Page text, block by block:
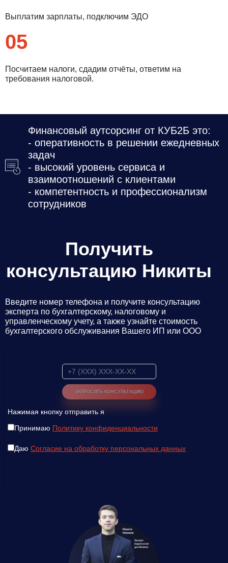
Выплатим зарплаты, подключим ЭДО
05
Посчитаем налоги, сдадим отчёты, ответим на
требования налоговой.
Финансовый аутсорсинг от КУБ2Б это:
- оперативность в решении ежедневных
задач
- высокий уровень сервиса и
взаимоотношений с клиентами
- компетентность и профессионализм
сотрудников
Получить
консультацию Никиты
Введите номер телефона и получите консультацию
эксперта по бухгалтерскому, налоговому и
управленческому учету, а также узнайте стоимость
бухгалтерского обслуживания Вашего ИП или ООО
Нажимая кнопку отправить я
Принимаю Политику конфиденциальности
Даю Согласие на обработку персональных данных
Нажимая кнопку отправить я
Политику конфиденциальности